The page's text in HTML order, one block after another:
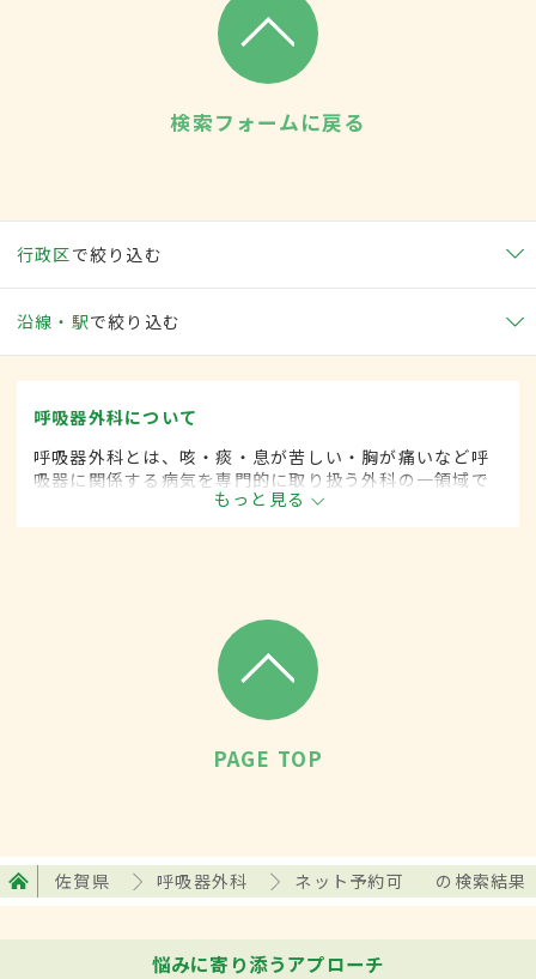
検索フォームに戻る
行政区で絞り込む
沿線・駅で絞り込む
呼吸器外科について
呼吸器外科とは、咳・痰・息が苦しい・胸が痛いなど呼
吸器に関係する病気を専門的に取り扱う外科の一領域で
す。平成20年4月の制度改正前は、呼吸器科と呼ばれて
いました。
もっと見る
PAGE TOP
佐賀県 呼吸器外科 ネット予約可 の検索結果
悩みに寄り添うアプローチ